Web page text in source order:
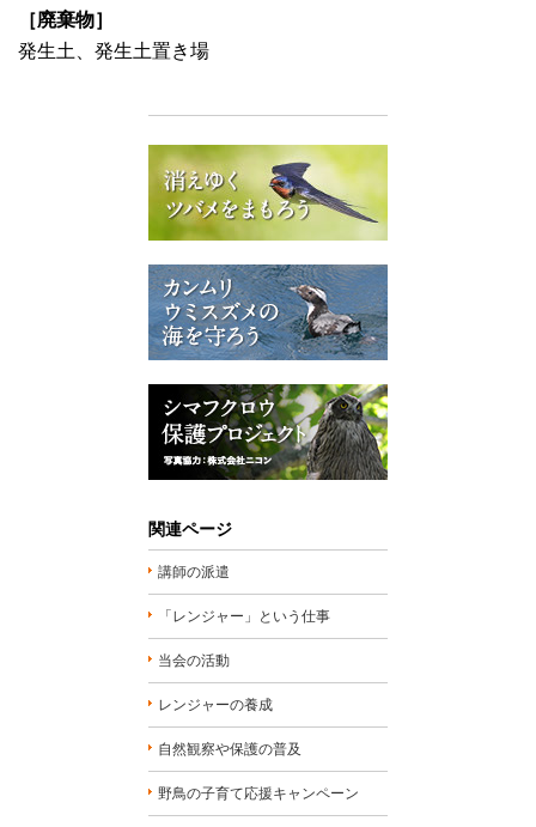
［廃棄物］
発生土、発生土置き場
関連ページ
講師の派遣
「レンジャー」という仕事
当会の活動
レンジャーの養成
自然観察や保護の普及
野鳥の子育て応援キャンペーン